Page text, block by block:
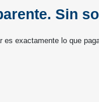
Sin
es exactamente lo que